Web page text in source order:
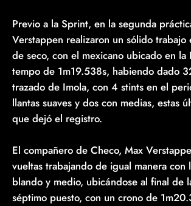
Previo a la Sprint, en la segunda
Verstappen realizaron un sólido trabajo
de seco, con el mexicano ubicado en la
tempo de 1m19.538s, habiendo dado
trazado de Imola, con 4 stints en el
llantas suaves y dos con medias, estas
que dejó el registro.
El compañero de Checo, Max
vueltas trabajando de igual manera con
blando y medio, ubicándose al final de
séptimo puesto, con un crono de